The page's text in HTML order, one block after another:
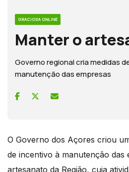
GRACIOSA ONLINE
Manter o
Governo regional cria medidas
manutenção das empresas
O Governo dos Açores criou
de incentivo à manutenção das
artesanato da Região, cuja